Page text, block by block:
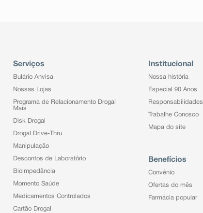
Serviços
Bulário Anvisa
Nossas Lojas
Programa de Relacionamento Drogal
Mais
Disk Drogal
Drogal Drive-Thru
Manipulação
Descontos de Laboratório
Bioimpedância
Momento Saúde
Medicamentos Controlados
Cartão Drogal
Institucional
Nossa história
Especial 90 Anos
Responsabilidades
Trabalhe Conosco
Mapa do site
Benefícios
Convênio
Ofertas do mês
Farmácia popular